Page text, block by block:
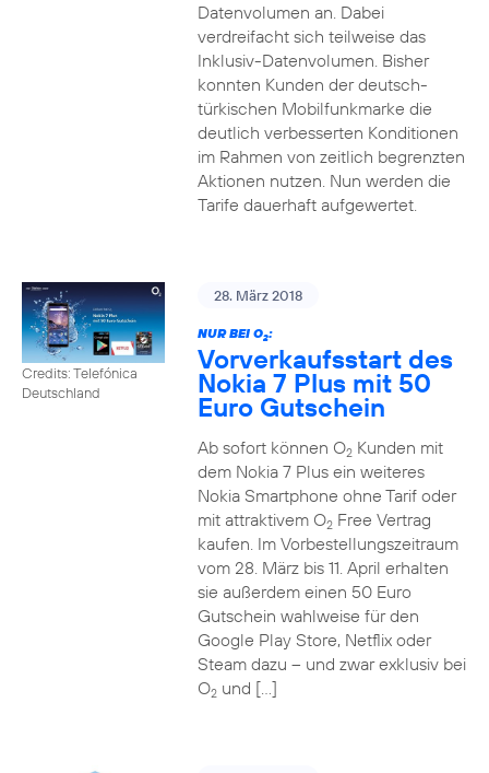
Datenvolumen an. Dabei
verdreifacht sich teilweise das
Inklusiv-Datenvolumen. Bisher
konnten Kunden der deutsch-
türkischen Mobilfunkmarke die
deutlich verbesserten Konditionen
im Rahmen von zeitlich begrenzten
Aktionen nutzen. Nun werden die
Tarife dauerhaft aufgewertet.
Credits: Telefónica
Deutschland
28. März 2018
NUR BEI O2:
Vorverkaufsstart des
Nokia 7 Plus mit 50
Euro Gutschein
Ab sofort können O2Kunden mit
dem Nokia 7 Plus ein weiteres
Nokia Smartphone ohne Tarif oder
mit attraktivem O2Free Vertrag
kaufen. Im Vorbestellungszeitraum
vom 28. März bis 11. April erhalten
sie außerdem einen 50 Euro
Gutschein wahlweise für den
Google Play Store, Netflix oder
Steam dazu – und zwar exklusiv bei
O2und […]